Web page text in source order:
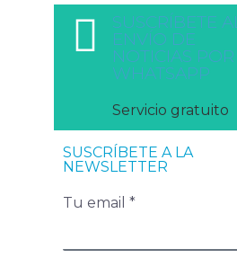
SUSCRÍBETE AL
ENVÍO DE
NOTICIAS POR
WHATSAPP
Servicio gratuito
SUSCRÍBETE A LA
NEWSLETTER
Tu email *